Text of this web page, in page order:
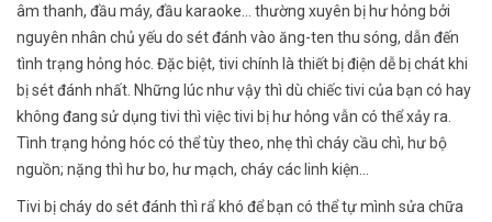
âm thanh, đầu máy, đầu karaoke… thường xuyên bị hư hỏng bởi
nguyên nhân chủ yếu do sét đánh vào ăng-ten thu sóng, dẫn đến
tình trạng hỏng hóc. Đặc biệt, tivi chính là thiết bị điện dễ bị chát khi
bị sét đánh nhất. Những lúc như vậy thì dù chiếc tivi của bạn có hay
không đang sử dụng tivi thì việc tivi bị hư hỏng vẫn có thể xảy ra.
Tình trạng hỏng hóc có thể tùy theo, nhẹ thì cháy cầu chì, hư bộ
nguồn; nặng thì hư bo, hư mạch, cháy các linh kiện…
Tivi bị cháy do sét đánh thì rẩ khó để bạn có thể tự mình sửa chữa